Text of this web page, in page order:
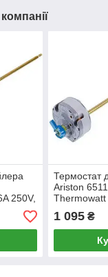
250V,
83°C
Термостат
Ariston
Thermowatt
стрижень
F.78/S82°C
лампу
1 095₴